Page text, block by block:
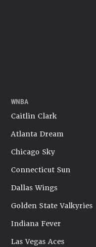
WNBA
Caitlin Clark
Atlanta Dream
Chicago Sky
Connecticut Sun
Dallas Wings
Golden State Valkyries
Indiana Fever
Las Vegas Aces